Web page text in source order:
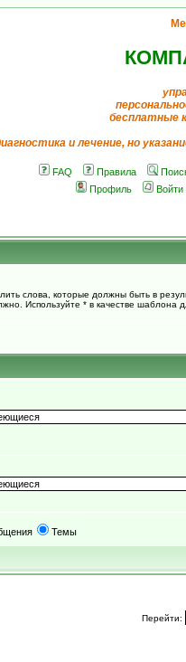
бесплатные
и лечение, но
FAQ Правила
Профиль
Войти
слова, которые должны быть в
Используйте * в качестве шаблона
Темы
Перейти: